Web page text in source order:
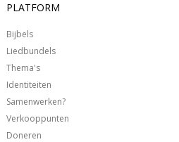
PLATFORM
Bijbels
Liedbundels
Thema's
Identiteiten
Samenwerken?
Verkooppunten
Doneren